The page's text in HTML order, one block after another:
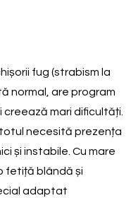
fug (strabism la
normal, are program
mari dificultăți.
necesită prezența
și instabile. Cu mare
fetiță blândă și
adaptat